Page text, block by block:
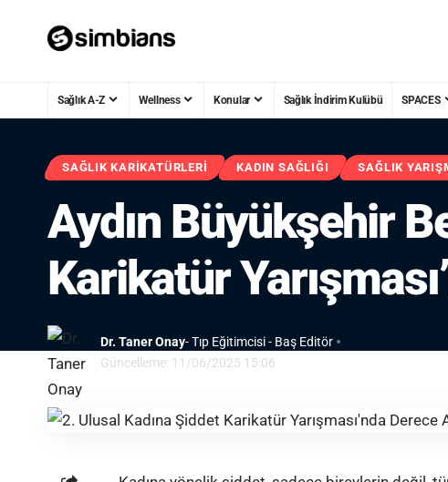
Sağlık A-Z Wellness Konular Sağlık İndirim Kulübü SPACES
SAĞLIK KARIKATÜRLERI KADIN SAĞLIĞI SAĞLIK
Aydın Büyükşehir
Karikatür
Güncelleme: 11/06/2025 15:06
Dr. Taner Onay- Tıp Eğitimcisi - Baş Editör